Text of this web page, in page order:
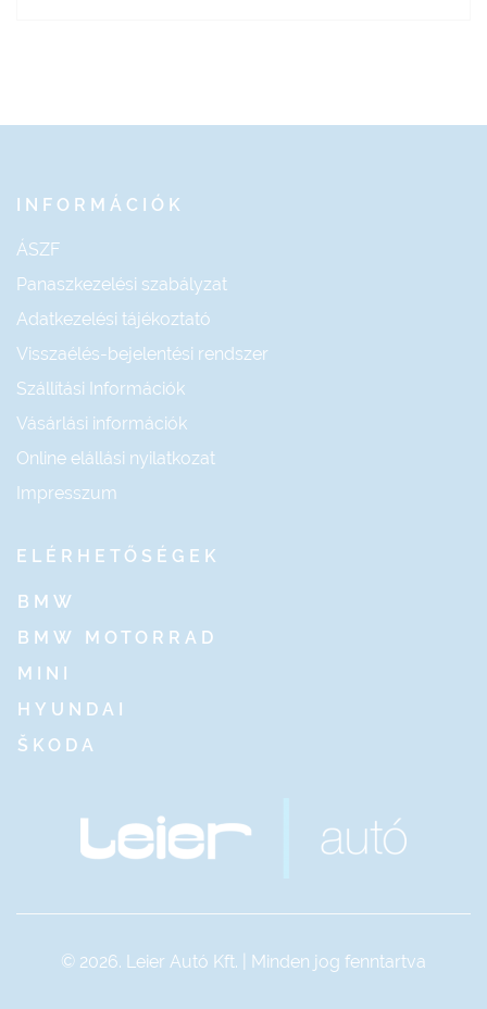
INFORMÁCIÓK
ÁSZF
Panaszkezelési szabályzat
Adatkezelési tájékoztató
Visszaélés-bejelentési rendszer
Szállítási Információk
Vásárlási információk
Online elállási nyilatkozat
Impresszum
ELÉRHETŐSÉGEK
BMW
BMW MOTORRAD
MINI
HYUNDAI
ŠKODA
© 2026. Leier Autó Kft. | Minden jog fenntartva